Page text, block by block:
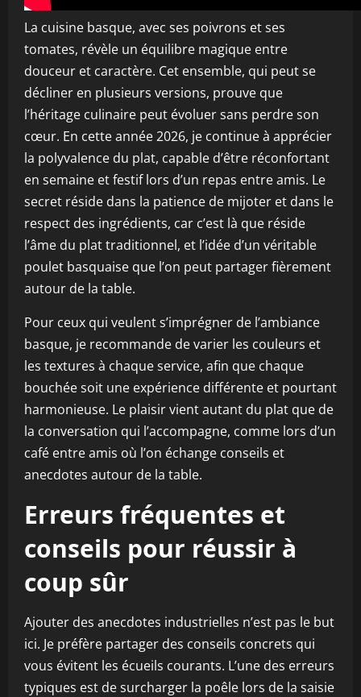
La cuisine basque, avec ses poivrons et ses
tomates, révèle un équilibre magique entre
douceur et caractère. Cet ensemble, qui peut se
décliner en plusieurs versions, prouve que
l’héritage culinaire peut évoluer sans perdre son
cœur. En cette année 2026, je continue à apprécier
la polyvalence du plat, capable d’être réconfortant
en semaine et festif lors d’un repas entre amis. Le
secret réside dans la patience de mijoter et dans le
respect des ingrédients, car c’est là que réside
l’âme du plat traditionnel, et l’idée d’un véritable
poulet basquaise que l’on peut partager fièrement
autour de la table.
Pour ceux qui veulent s’imprégner de l’ambiance
basque, je recommande de varier les couleurs et
les textures à chaque service, afin que chaque
bouchée soit une expérience différente et pourtant
harmonieuse. Le plaisir vient autant du plat que de
la conversation qui l’accompagne, comme lors d’un
café entre amis où l’on échange conseils et
anecdotes autour de la table.
Erreurs fréquentes et
conseils pour réussir à
coup sûr
Ajouter des anecdotes industrielles n’est pas le but
ici. Je préfère partager des conseils concrets qui
vous évitent les écueils courants. L’une des erreurs
typiques est de surcharger la poêle lors de la saisie